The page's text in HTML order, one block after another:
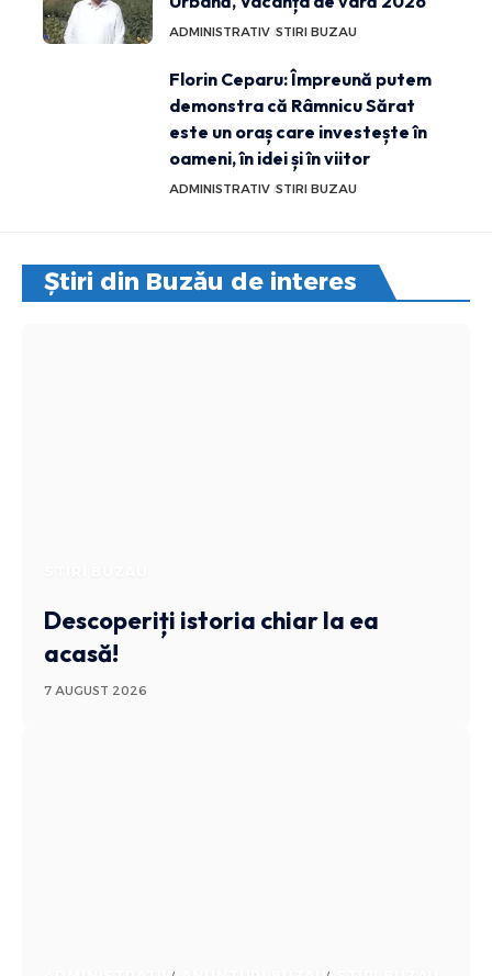
ADMINISTRATIV STIRI BUZAU
Florin Ceparu: Împreună putem
demonstra că Râmnicu Sărat
este un oraș care investește în
oameni, în idei și în viitor
ADMINISTRATIV STIRI BUZAU
Știri din Buzău de interes
Descoperiți istoria chiar la ea
acasă!
7 AUGUST 2026